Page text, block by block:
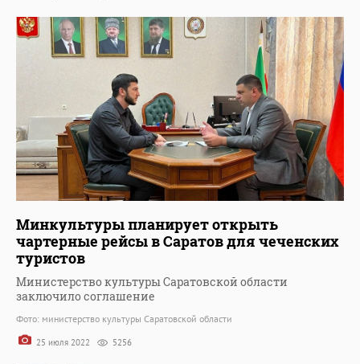
Минкультуры планирует открыть
чартерные рейсы в Саратов для чеченских
туристов
Министерство культуры Саратовской области
заключило соглашение
Фото: министерство культуры Саратовской области
25 июля 2022 5256